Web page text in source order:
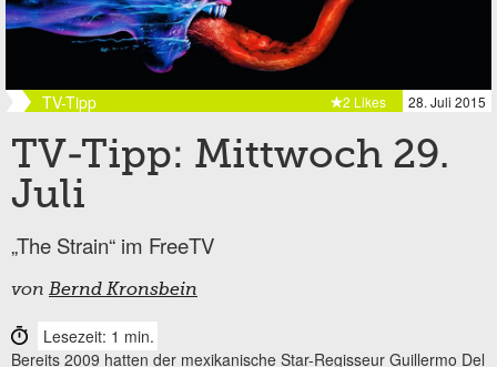
TV-Tipp 28. Juli 2015
2 Likes
TV-Tipp: Mittwoch 29.
Juli
„The Strain“ im FreeTV
von Bernd Kronsbein
Lesezeit: 1 min.
Bereits 2009 hatten der mexikanische Star-Regisseur Guillermo Del